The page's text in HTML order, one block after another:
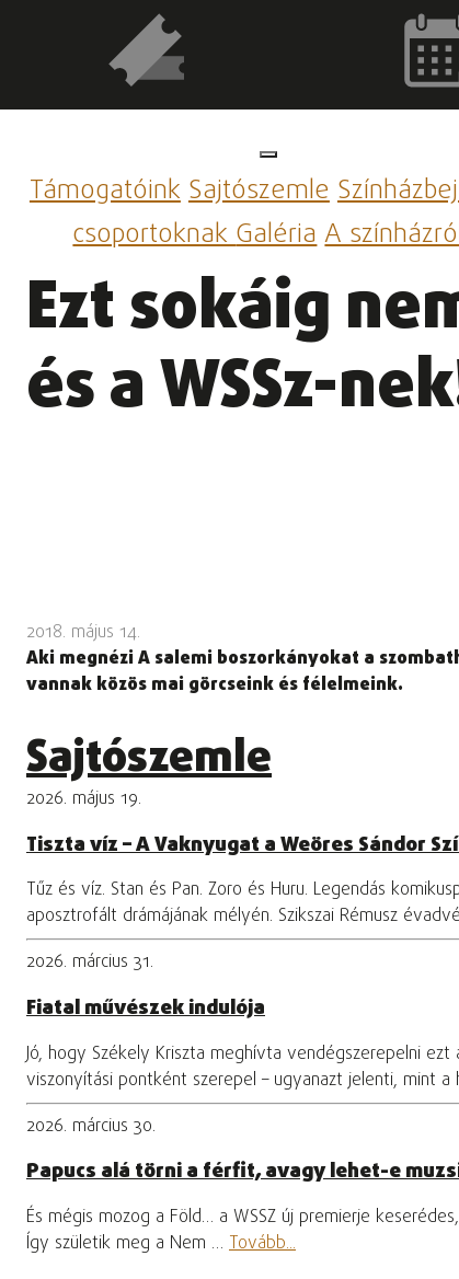
TámogatóinkSajtószemle
csoportoknakGalériaA
Ezt sokáig
és a WSSz-
2018. május 14.
Aki megnézi A salemi boszorkányokat a
vannak közös mai görcseink és félelmeink.
Sajtószemle
2026. május 19.
Tiszta víz – A Vaknyugat a Weöres Sándor
Tűz és víz. Stan és Pan. Zoro és Huru. Legendás
aposztrofált drámájának mélyén. Szikszai Rémusz
2026. március 31.
Fiatal művészek indulója
Jó, hogy Székely Kriszta meghívta vendégszerepelni
viszonyítási pontként szerepel – ugyanazt jelenti, mint
2026. március 30.
Papucs alá törni a férfit, avagy lehet-e
És mégis mozog a Föld… a WSSZ új premierje
Így születik meg a Nem … Tovább...